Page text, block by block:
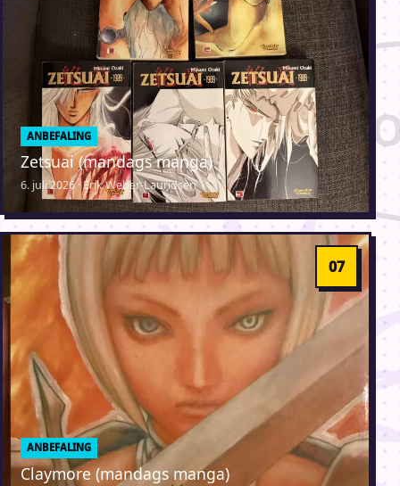
ANBEFALING
Zetsuai (mandags manga)
6. juli 2026 · Erik Weber-Lauridsen
ANBEFALING
Claymore (mandags manga)